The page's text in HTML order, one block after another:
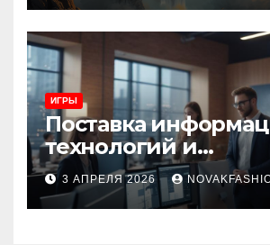
ИГРЫ
Поставка
технологий и
инновационные
3 АПРЕЛЯ 2026